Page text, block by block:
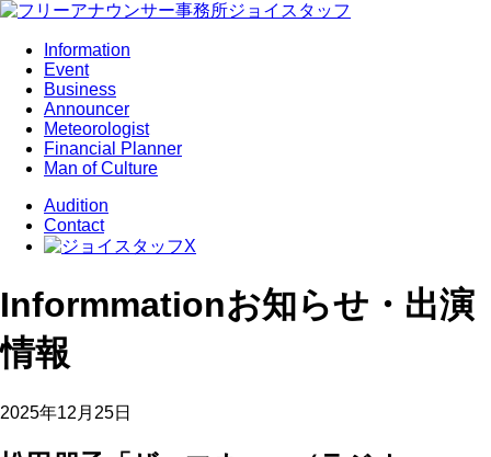
Information
Event
Business
Announcer
Meteorologist
Financial Planner
Man of Culture
Audition
Contact
Informmationお知らせ・出演
情報
2025年12月25日